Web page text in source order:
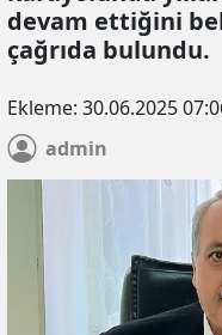
devam ettiğini
çağrıda bulundu.
Ekleme: 30.06.2025
admin